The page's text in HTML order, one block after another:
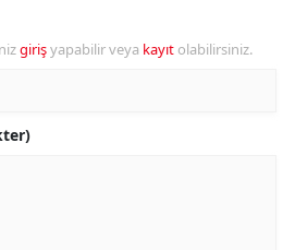
girişyapabilir veya kayıt olabilirsiniz.